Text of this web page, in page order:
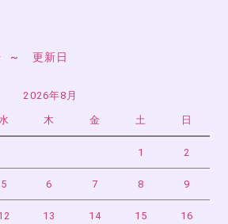
～ 更新日
2026年8月
水 木 金 土 日
1 2
5 6 7 8 9
13 14 15 16